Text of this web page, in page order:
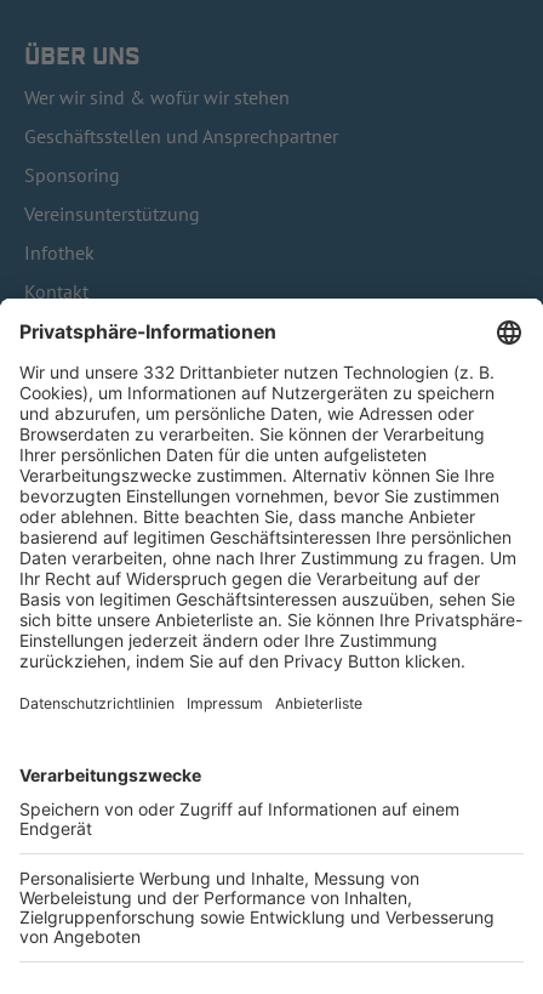
ÜBER UNS
Wer wir sind & wofür wir stehen
Geschäftsstellen und Ansprechpartner
Sponsoring
Vereinsunterstützung
Infothek
Kontakt
HÄUFIG BESUCHTE SEITEN
Pässe und Vereinswechsel
Trainerausbildung
Schulungsangebot Vereinsmitarbeiter
BFV-Geschäftsstellen
Trainerbörse
Login SpielPlus
FOLGE DEM BFV
TOP-VEREINE
TOP-PARTNER